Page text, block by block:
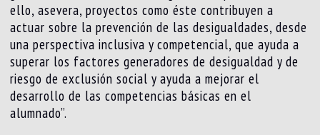
ello, asevera, proyectos como éste contribuyen a
actuar sobre la prevención de las desigualdades, desde
una perspectiva inclusiva y competencial, que ayuda a
superar los factores generadores de desigualdad y de
riesgo de exclusión social y ayuda a mejorar el
desarrollo de las competencias básicas en el
alumnado”.